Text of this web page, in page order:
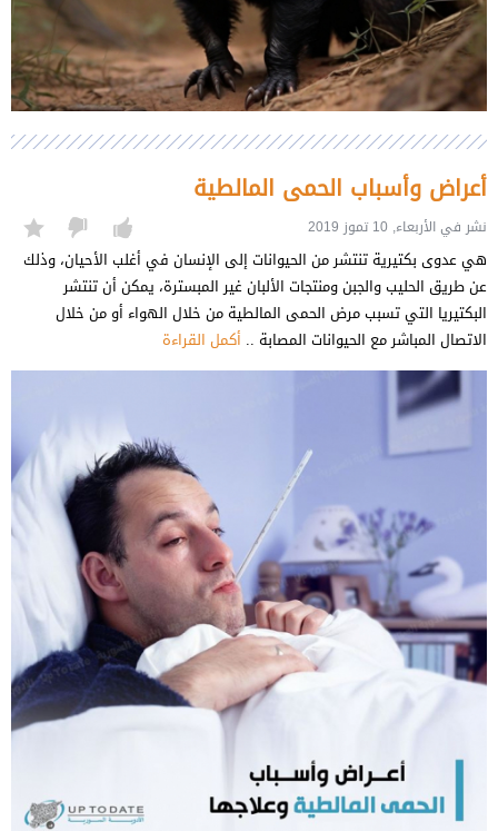
أعراض وأسباب الحمى المالطية
نشر في الأربعاء, 10 تموز 2019
هي عدوى بكتيرية تنتشر من الحيوانات إلى الإنسان في أغلب الأحيان، وذلك
عن طريق الحليب والجبن ومنتجات الألبان غير المبسترة، يمكن أن تنتشر
البكتيريا التي تسبب مرض الحمى المالطية من خلال الهواء أو من خلال
الاتصال المباشر مع الحيوانات المصابة .. أكمل القراءة